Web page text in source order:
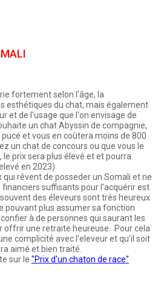
fortement selon l'âge, la
esthétiques du chat, mais également
et de l'usage que l'on envisage de
un chat Abyssin de compagnie,
et vous en coûtera moins de 800
un chat de concours ou que vous le
prix sera plus élevé et et pourra
en 2023)
qui rêvent de posseder un Somali et ne
suffisants pour l'acquérir est
des éleveurs sont trés heureux
pouvant plus assumer sa fonction
à de personnes qui saurant les
offrir une retraite heureuse. Pour cela
complicité avec l'eleveur et qu'il soit
aimé et bien traité.
sur le "Prix d'un chaton de race"